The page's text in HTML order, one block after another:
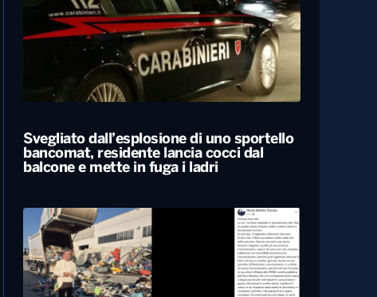
Svegliato dall’esplosione di uno sportello
bancomat, residente lancia cocci dal
balcone e mette in fuga i ladri